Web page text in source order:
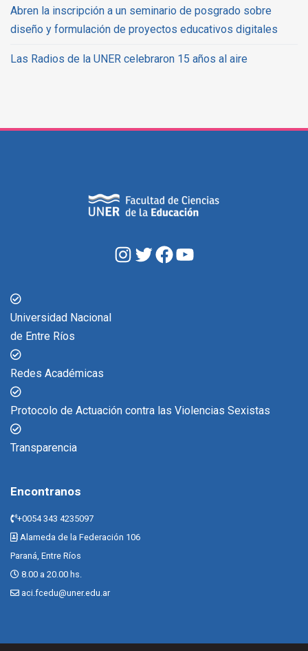
Abren la inscripción a un seminario de posgrado sobre
diseño y formulación de proyectos educativos digitales
Las Radios de la UNER celebraron 15 años al aire
Universidad Nacional
de Entre Ríos
Redes Académicas
Protocolo de Actuación contra las Violencias Sexistas
Transparencia
Encontranos
+0054 343 4235097
Alameda de la Federación 106
Paraná, Entre Ríos
8.00 a 20.00 hs.
aci.fcedu@uner.edu.ar